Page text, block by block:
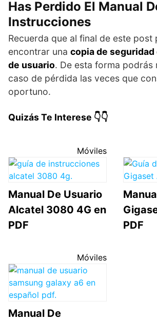
Has Perdido El Manual
Instrucciones
Recuerda que al final de este post
encontrar una copia de seguridad
de usuario. De esta forma podrás
caso de pérdida las veces que
oportuno.
Quizás Te Interese 👇👇
Móviles
Manual De Usuario
Alcatel 3080 4G en
PDF
PDF
Móviles
Manual De